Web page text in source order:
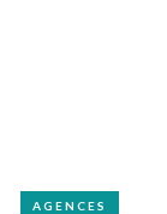
AGENCES